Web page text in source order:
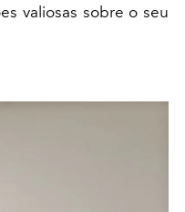
valiosas sobre o seu